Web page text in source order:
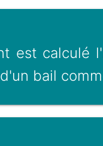
est calculé
bail